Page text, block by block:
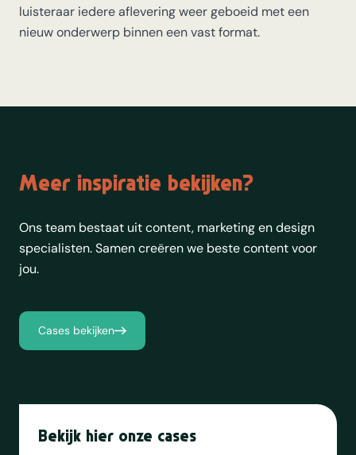
luisteraar iedere aflevering weer geboeid met een
nieuw onderwerp binnen een vast format.
Meer inspiratie bekijken?
Ons team bestaat uit content, marketing en design
specialisten. Samen creëren we beste content voor
jou.
Cases bekijken
Bekijk hier onze cases